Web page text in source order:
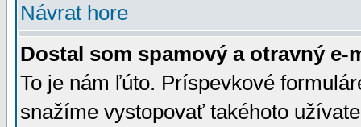
Návrat hore
Dostal som spamový a otravný e-
To je nám ľúto. Príspevkové
snažíme vystopovať takéhoto